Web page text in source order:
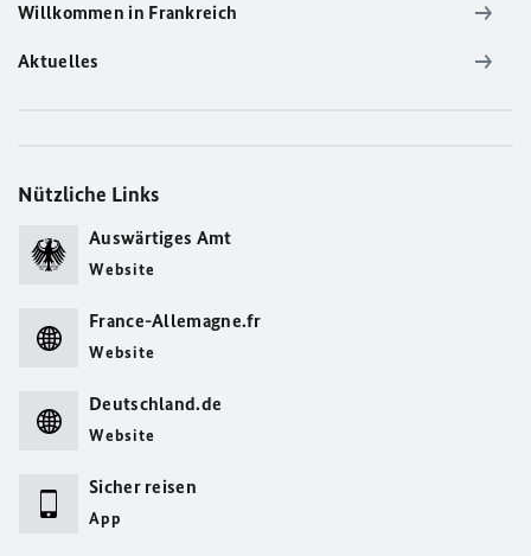
Willkommen in Frankreich
Aktuelles
Nützliche Links
Auswärtiges Amt
Website
France-Allemagne.fr
Website
Deutschland.de
Website
Sicher reisen
App